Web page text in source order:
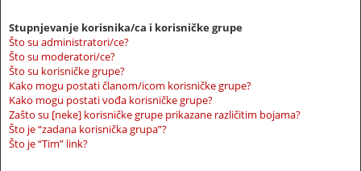
Stupnjevanje korisnika/ca i korisničke grupe
Što su administratori/ce?
Što su moderatori/ce?
Što su korisničke grupe?
Kako mogu postati članom/icom korisničke grupe?
Kako mogu postati vođa korisničke grupe?
Zašto su [neke] korisničke grupe prikazane različitim bojama?
Što je “zadana korisnička grupa”?
Što je “Tim” link?